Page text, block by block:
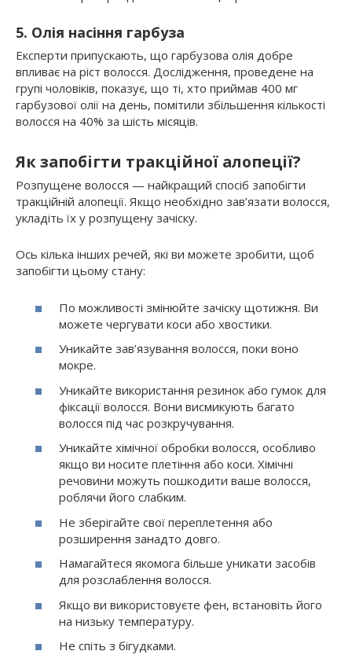
5. Олія насіння гарбуза
Експерти припускають, що гарбузова олія добре
впливає на ріст волосся. Дослідження, проведене на
групі чоловіків, показує, що ті, хто приймав 400 мг
гарбузової олії на день, помітили збільшення кількості
волосся на 40% за шість місяців.
Як запобігти тракційної алопеції?
Розпущене волосся — найкращий спосіб запобігти
тракційній алопеції. Якщо необхідно зав’язати волосся,
укладіть їх у розпущену зачіску.
Ось кілька інших речей, які ви можете зробити, щоб
запобігти цьому стану:
По можливості змінюйте зачіску щотижня. Ви
можете чергувати коси або хвостики.
Уникайте зав’язування волосся, поки воно
мокре.
Уникайте використання резинок або гумок для
фіксації волосся. Вони висмикують багато
волосся під час розкручування.
Уникайте хімічної обробки волосся, особливо
якщо ви носите плетіння або коси. Хімічні
речовини можуть пошкодити ваше волосся,
роблячи його слабким.
Не зберігайте свої переплетення або
розширення занадто довго.
Намагайтеся якомога більше уникати засобів
для розслаблення волосся.
Якщо ви використовуєте фен, встановіть його
на низьку температуру.
Не спіть з бігудками.